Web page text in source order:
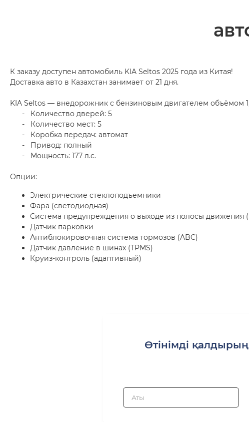
К заказу доступен автомобиль KIA Seltos 2025 года из Китая!
Доставка авто в Казахстан занимает от 21 дня.
KIA Seltos — внедорожник с бензиновым двигателем объёмом
- Количество дверей: 5
- Количество мест: 5
- Коробка передач: автомат
- Привод: полный
- Мощность: 177 л.с.
Опции:
Электрические стеклоподъемники
Фара (светодиодная)
Система предупреждения о выходе из полосы движения
Датчик парковки
Антиблокировочная система тормозов (ABC)
Датчик давление в шинах (TPMS)
Круиз-контроль (адаптивный)
Өтінімді